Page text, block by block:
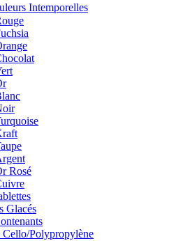
Intemporelles
Rosé
Glacés
Cello/Polypropylène